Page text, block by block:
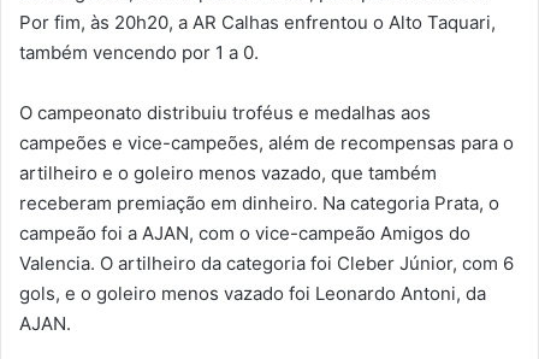
Por fim, às 20h20, a AR Calhas enfrentou o Alto Taquari,
também vencendo por 1 a 0.
O campeonato distribuiu troféus e medalhas aos
campeões e vice-campeões, além de recompensas para o
artilheiro e o goleiro menos vazado, que também
receberam premiação em dinheiro. Na categoria Prata, o
campeão foi a AJAN, com o vice-campeão Amigos do
Valencia. O artilheiro da categoria foi Cleber Júnior, com 6
gols, e o goleiro menos vazado foi Leonardo Antoni, da
AJAN.